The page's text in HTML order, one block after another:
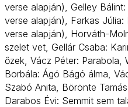
verse alapján), Gelley
verse alapján), Farkas Júlia:
verse alapján), Horváth-
szelet vet, Gellár Csaba:
őzek, Vácz Péter: Parabola,
Borbála: Ágó Bágó álma,
Szabó Anita, Börönte
Darabos Évi: Semmit sem